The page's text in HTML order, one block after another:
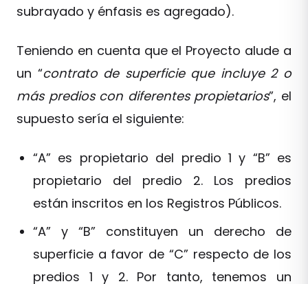
subrayado y énfasis es agregado).
Teniendo en cuenta que el Proyecto alude a
un “contrato de superficie que incluye 2 o
más predios con diferentes propietarios”, el
supuesto sería el siguiente:
“A” es propietario del predio 1 y “B” es
propietario del predio 2. Los predios
están inscritos en los Registros Públicos.
“A” y “B” constituyen un derecho de
superficie a favor de “C” respecto de los
predios 1 y 2. Por tanto, tenemos un